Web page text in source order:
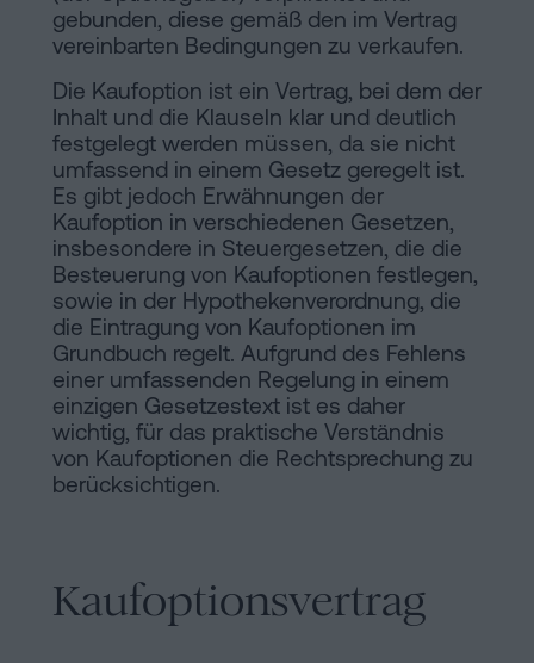
Inhaltsprozess
Personalizar
cookies
Folgen
Sie
uns
den
sozialen
Netzwerken
gebunden, diese gemäß den im Vertrag
vereinbarten Bedingungen zu verkaufen.
Die Kaufoption ist ein Vertrag, bei dem der
Inhalt und die Klauseln klar und deutlich
festgelegt werden müssen, da sie nicht
umfassend in einem Gesetz geregelt ist.
Es gibt jedoch Erwähnungen der
Kaufoption in verschiedenen Gesetzen,
insbesondere in Steuergesetzen, die die
Besteuerung von Kaufoptionen festlegen,
sowie in der Hypothekenverordnung, die
die Eintragung von Kaufoptionen im
Grundbuch regelt. Aufgrund des Fehlens
einer umfassenden Regelung in einem
einzigen Gesetzestext ist es daher
wichtig, für das praktische Verständnis
von Kaufoptionen die Rechtsprechung zu
berücksichtigen.
Kaufoptionsvertrag